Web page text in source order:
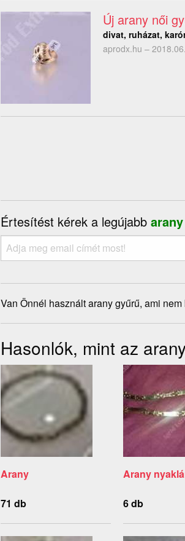
Új arany női
divat, ruházat,
aprodx.hu –
Értesítést kérek a legújabb
Van Önnél használt arany gyűrű, ami nem
Hasonlók, mint az
Arany
71 db
Arany
6 db